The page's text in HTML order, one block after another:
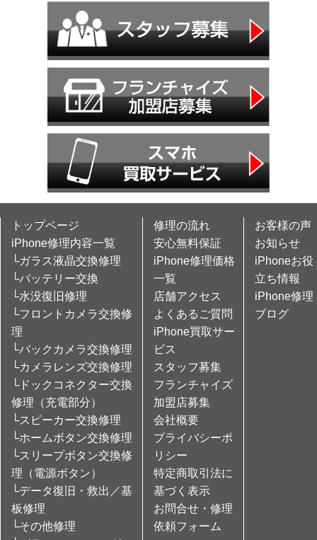
トップページ
iPhone修理内容一覧
└ガラス液晶交換修理
└バッテリー交換
└水没復旧修理
└フロントカメラ交換修
理
└バックカメラ交換修理
└カメラレンズ交換修理
└ドックコネクター交換
修理（充電部分）
└スピーカー交換修理
└ホームボタン交換修理
└スリープボタン交換修
理（電源ボタン）
└データ復旧・救出／基
板修理
└その他修理
修理の流れ
安心無料保証
iPhone修理価格
一覧
店舗アクセス
よくあるご質問
iPhone買取サー
ビス
スタッフ募集
フランチャイズ
加盟店募集
会社概要
プライバシーポ
リシー
特定商取引法に
基づく表示
お問合せ・修理
依頼フォーム
お客様の声
お知らせ
iPhoneお役
立ち情報
iPhone修理
ブログ